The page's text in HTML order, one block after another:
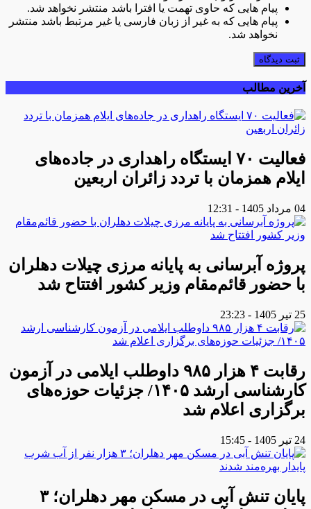
پیام هایی که حاوی تهمت یا افترا باشد منتشر نخواهد شد.
پیام هایی که به غیر از زبان فارسی یا غیر مرتبط باشد منتشر
نخواهد شد.
ثبت دیدگاه
آخرین مطالب
فعالیت ۷۰ ایستگاه راهداری در جاده‌های
ایلام همزمان با تردد زائران اربعین
04 مرداد 1405 - 12:31
پروژه آبرسانی به پایانه مرزی چیلات دهلران
با حضور قائم‌مقام وزیر کشور افتتاح شد
25 تیر 1405 - 23:23
رقابت ۴ هزار ۹۸۵ داوطلب ایلامی در آزمون
کارشناسی ارشد ۱۴۰۵/ جزئیات حوزه‌های
برگزاری اعلام شد
24 تیر 1405 - 15:45
پایان تنش آبی در مسکن مهر دهلران؛ ۳